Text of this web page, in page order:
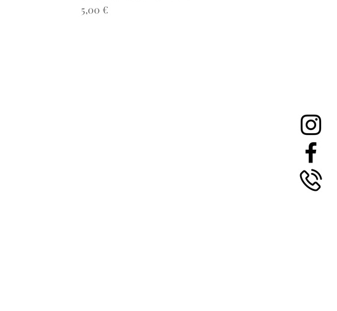
Prezzo
5,00 €